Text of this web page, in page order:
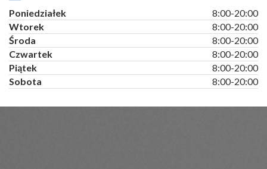
Poniedziałek
8:00-20:00
Wtorek
8:00-20:00
Środa
8:00-20:00
Czwartek
8:00-20:00
Piątek
8:00-20:00
Sobota
8:00-20:00